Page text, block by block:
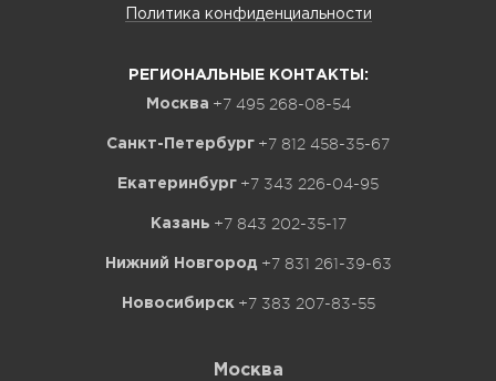
Политика конфиденциальности
РЕГИОНАЛЬНЫЕ КОНТАКТЫ:
Москва +7 495 268-08-54
Санкт-Петербург +7 812 458-35-67
Екатеринбург +7 343 226-04-95
Казань +7 843 202-35-17
Нижний Новгород +7 831 261-39-63
Новосибирск +7 383 207-83-55
Москва